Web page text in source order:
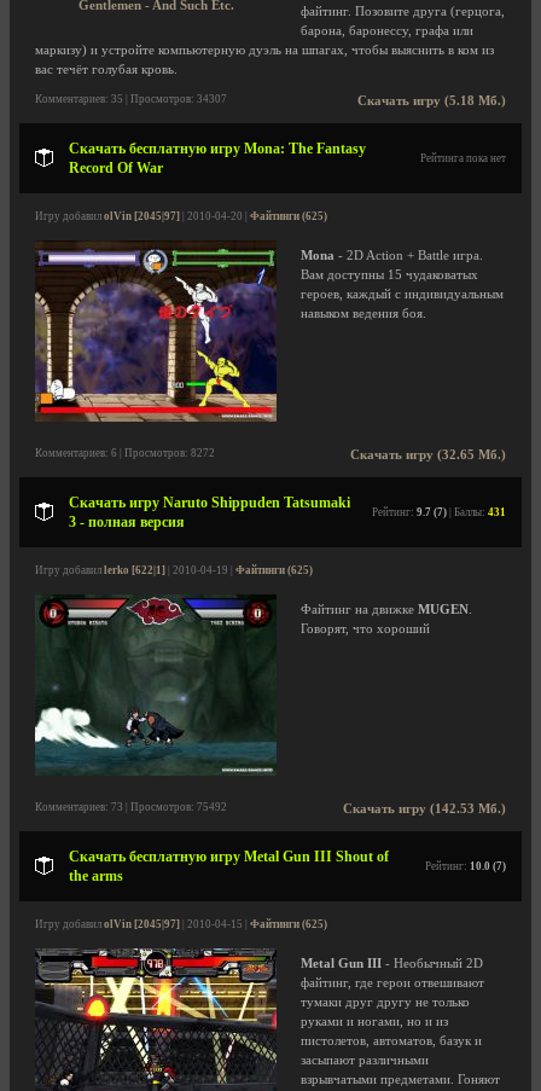
файтинг. Позовите друга (герцога,
барона, баронессу, графа или
маркизу) и устройте компьютерную дуэль на шпагах, чтобы выяснить в ком из
вас течёт голубая кровь.
Скачать игру (5.18 Мб.)
Комментариев: 35 | Просмотров: 34307
Скачать бесплатную игру Mona: The Fantasy
Record Of War
Рейтинга пока нет
Игру добавил olVin [2045|97] | 2010-04-20 | Файтинги (625)
Mona - 2D Action + Battle игра.
Вам доступны 15 чудаковатых
героев, каждый с индивидуальным
навыком ведения боя.
Скачать игру (32.65 Мб.)
Комментариев: 6 | Просмотров: 8272
Скачать игру Naruto Shippuden Tatsumaki
3 - полная версия
Рейтинг: 9.7 (7) | Баллы: 431
Игру добавил lerko [622|1] | 2010-04-19 | Файтинги (625)
Файтинг на движке MUGEN
Говорят, что хороший
Скачать игру (142.53 Мб.)
Комментариев: 73 | Просмотров: 75492
Скачать бесплатную игру Metal Gun III Shout of
the arms
Рейтинг: 10.0 (7)
Игру добавил olVin [2045|97] | 2010-04-15 | Файтинги (625)
Metal Gun III - Необычный 2D
файтинг, где герои отвешивают
тумаки друг другу не только
руками и ногами, но и из
пистолетов, автоматов, базук и
засыпают различными
взрывчатыми предметами. Гоняют